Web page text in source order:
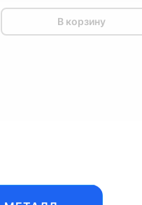
В корзину